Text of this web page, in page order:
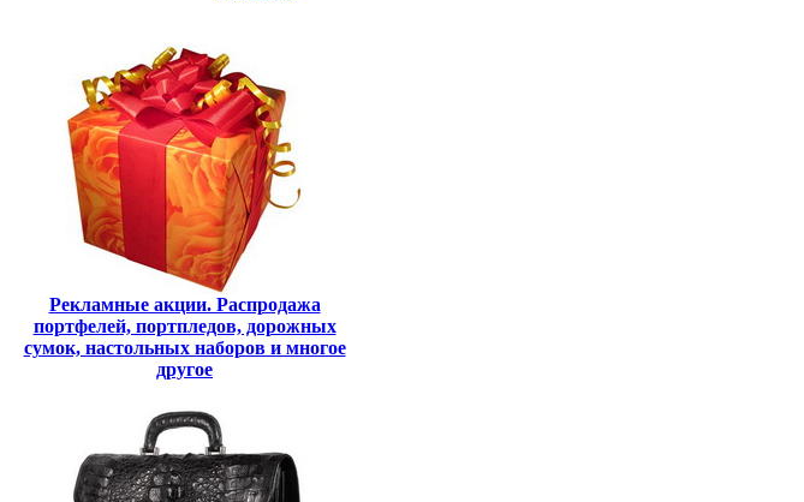
Рекламные акции. Распродажа
портфелей, портпледов, дорожных
сумок, настольных наборов и многое
другое